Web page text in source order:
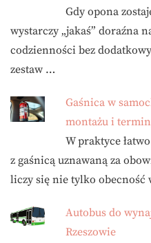
Gdy opona
wystarczy „jakaś” doraźna
codzienności bez
zestaw …
Gaśnica w
montażu i
W praktyce
z gaśnicą uznawaną za
liczy się nie tylko obecność
Autobus do
Rzeszowie